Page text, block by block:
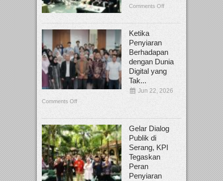
Comments Off
Ketika
Penyiaran
Berhadapan
dengan Dunia
Digital yang
Tak...
Jun 22, 2026
Comments Off
Gelar Dialog
Publik di
Serang, KPI
Tegaskan
Peran
Penyiaran